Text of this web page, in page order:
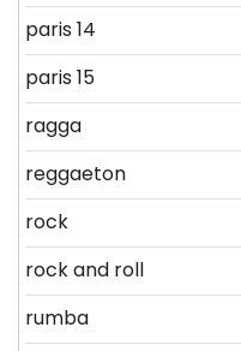
paris 14
paris 15
ragga
reggaeton
rock
rock and roll
rumba